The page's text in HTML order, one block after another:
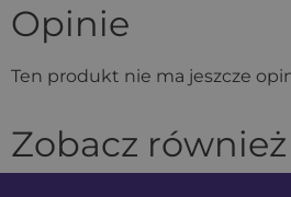
Opinie
Ten produkt nie ma jeszcze
Zobacz również